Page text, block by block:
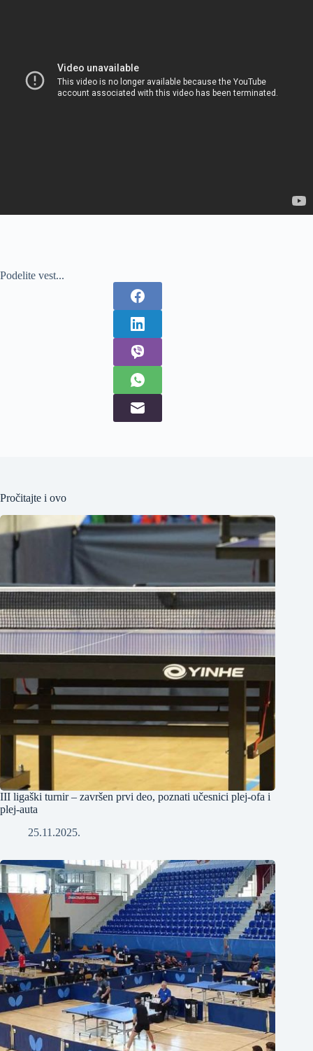
Podelite vest...
Pročitajte i ovo
III ligaški turnir – završen prvi deo, poznati učesnici plej-ofa i
plej-auta
25.11.2025.